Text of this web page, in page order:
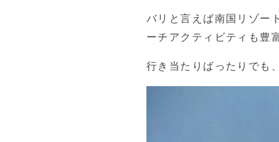
バリと言えば南国リゾー
ーチアクティビティも豊
行き当たりばったりでも